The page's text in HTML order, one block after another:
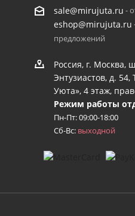
sale@mirujuta.ru -
eshop@mirujuta.ru
предложений
Россия, г. Москва,
Энтузиастов, д.
Уюта», 4 этаж,
Режим работы
Пн-Пт: 09:00-18:00
Сб-Вс: выходной